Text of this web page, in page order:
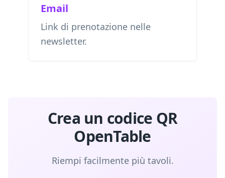
Email
Link di prenotazione nelle
newsletter.
Crea un codice QR
OpenTable
Riempi facilmente più tavoli.